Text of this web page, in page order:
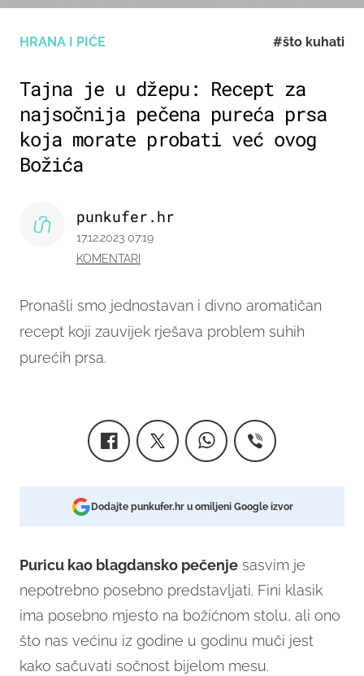
HRANA I PIĆE #što kuhati
Tajna je u džepu: Recept za
najsočnija pečena pureća prsa
koja morate probati već ovog
Božića
Pronašli smo jednostavan i divno aromatičan
recept koji zauvijek rješava problem suhih
purećih prsa.
punkufer.hr
17.12.2023 07:19
KOMENTARI
Dodajte punkufer.hr u omiljeni Google izvor
Puricu kao blagdansko pečenje sasvim je
nepotrebno posebno predstavljati. Fini klasik
ima posebno mjesto na božićnom stolu, ali ono
što nas većinu iz godine u godinu muči jest
kako sačuvati sočnost bijelom mesu.